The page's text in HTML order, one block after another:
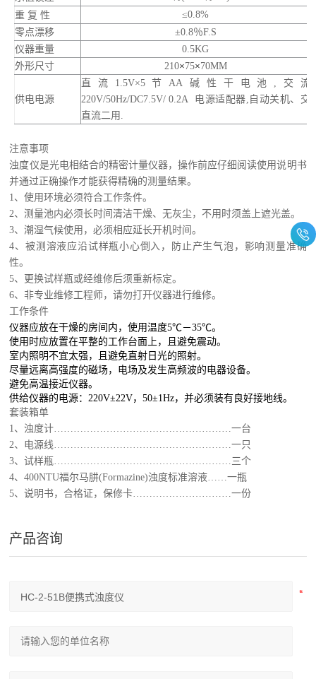
重 复 性 ≤0.8%
零点漂移
±0.8％F.S
仪器重量
0.5KG
外形尺寸
210×75×70MM
供电电源
直流 1.5V×5节AA 碱性干电池 , 交流
220V/50Hz/DC7.5V/ 0.2A 电源适配器, 自动关机、交
直流二用 .
注意事项
浊度仪是光电相结合的精密计量仪器，操作前应仔细阅读使用说明书
并通过正确操作才能获得精确的测量结果。
1、使用环境必须符合工作条件。
2、测量池内必须长时间清洁干燥、无灰尘，不用时须盖上遮光盖。
3、潮湿气候使用，必须相应延长开机时间。
4、被测溶液应沿试样瓶小心倒入，防止产生气泡，影响测量准确
性。
5、更换试样瓶或经维修后须重新标定。
6、非专业维修工程师，请勿打开仪器进行维修。
工作条件
仪器应放在干燥的房间内，使用温度5℃－35℃。
使用时应放置在平整的工作台面上，且避免震动。
室内照明不宜太强，且避免直射日光的照射。
尽量远离高强度的磁场，电场及发生高频波的电器设备。
避免高温接近仪器。
供给仪器的电源：220V±22V，50±1Hz，并必须装有良好接地线。
套装箱单
1、浊度计………………………………………………一台
2、电源线………………………………………………一只
3、试样瓶………………………………………………三个
4、400NTU福尔马肼(Formazine)浊度标准溶液……一瓶
5、说明书，合格证，保修卡…………………………一份
产品咨询